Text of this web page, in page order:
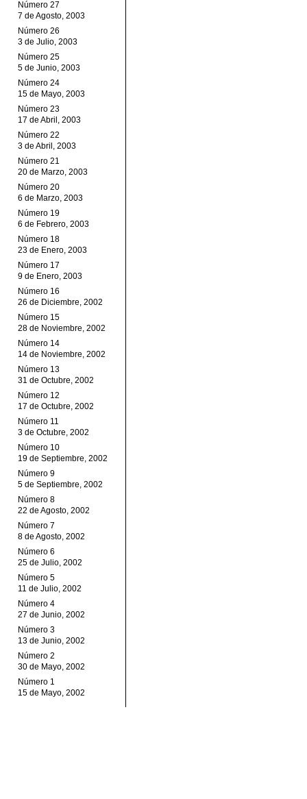
Número 27
7 de Agosto, 2003
Número 26
3 de Julio, 2003
Número 25
5 de Junio, 2003
Número 24
15 de Mayo, 2003
Número 23
17 de Abril, 2003
Número 22
3 de Abril, 2003
Número 21
20 de Marzo, 2003
Número 20
6 de Marzo, 2003
Número 19
6 de Febrero, 2003
Número 18
23 de Enero, 2003
Número 17
9 de Enero, 2003
Número 16
26 de Diciembre, 2002
Número 15
28 de Noviembre, 2002
Número 14
14 de Noviembre, 2002
Número 13
31 de Octubre, 2002
Número 12
17 de Octubre, 2002
Número 11
3 de Octubre, 2002
Número 10
19 de Septiembre, 2002
Número 9
5 de Septiembre, 2002
Número 8
22 de Agosto, 2002
Número 7
8 de Agosto, 2002
Número 6
25 de Julio, 2002
Número 5
11 de Julio, 2002
Número 4
27 de Junio, 2002
Número 3
13 de Junio, 2002
Número 2
30 de Mayo, 2002
Número 1
15 de Mayo, 2002